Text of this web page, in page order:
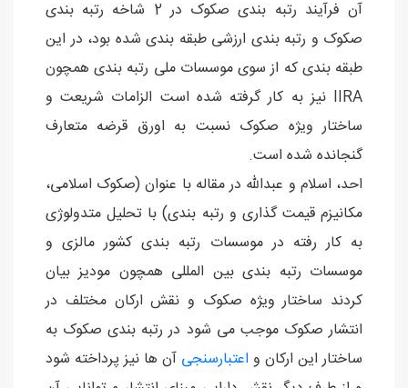
آن فرآیند رتبه بندی صکوک در 2 شاخه رتبه بندی
صکوک و رتبه بندی ارزشی طبقه بندی شده بود، در این
طبقه بندی که از سوی موسسات ملی رتبه بندی همچون
IIRA نیز به کار گرفته شده است الزامات شریعت و
ساختار ویژه صکوک نسبت به اورق قرضه متعارف
گنجانده شده است.
احد، اسلام و عبدالله در مقاله با عنوان (صکوک اسلامی،
مکانیزم قیمت گذاری و رتبه بندی) با تحلیل متدولوژی
به کار رفته در موسسات رتبه بندی کشور مالزی و
موسسات رتبه بندی بین المللی همچون مودیز بیان
کردند ساختار ویژه صکوک و نقش ارکان مختلف در
انتشار صکوک موجب می شود در رتبه بندی صکوک به
ساختار این ارکان و اعتبارسنجی آن ها نیز پرداخته شود